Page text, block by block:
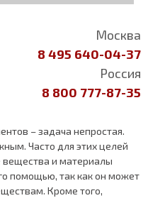
Москва
8 495 640-04-37
Россия
8 800 777-87-35
– задача непростая.
Часто для этих целей
вещества и материалы
помощью, так как он может
Кроме того,